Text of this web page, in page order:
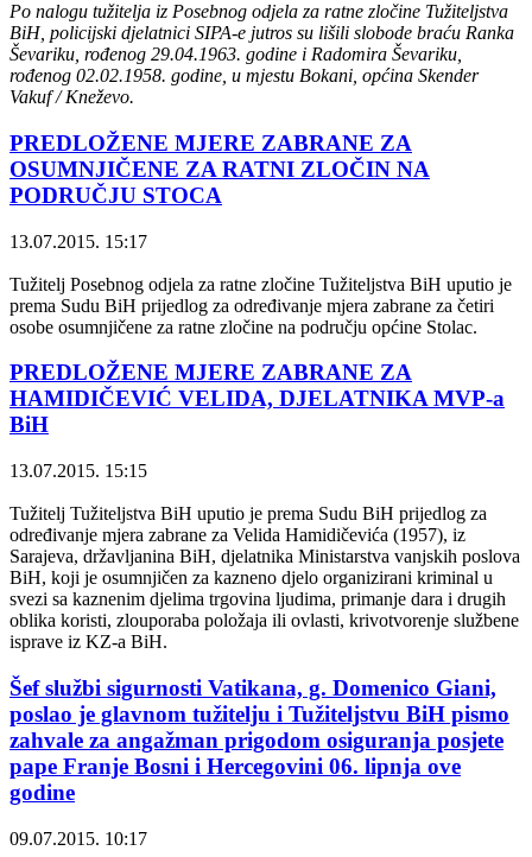
Po nalogu tužitelja iz Posebnog odjela za ratne zločine Tužiteljstva
BiH, policijski djelatnici SIPA-e jutros su lišili slobode braću Ranka
Ševariku, rođenog 29.04.1963. godine i Radomira Ševariku,
rođenog 02.02.1958. godine, u mjestu Bokani, općina Skender
Vakuf / Kneževo.
PREDLOŽENE MJERE ZABRANE ZA
OSUMNJIČENE ZA RATNI ZLOČIN NA
PODRUČJU STOCA
13.07.2015. 15:17
Tužitelj Posebnog odjela za ratne zločine Tužiteljstva BiH uputio je
prema Sudu BiH prijedlog za određivanje mjera zabrane za četiri
osobe osumnjičene za ratne zločine na području općine Stolac.
PREDLOŽENE MJERE ZABRANE ZA
HAMIDIČEVIĆ VELIDA, DJELATNIKA MVP-a
BiH
13.07.2015. 15:15
Tužitelj Tužiteljstva BiH uputio je prema Sudu BiH prijedlog za
određivanje mjera zabrane za Velida Hamidičevića (1957), iz
Sarajeva, državljanina BiH, djelatnika Ministarstva vanjskih poslova
BiH, koji je osumnjičen za kazneno djelo organizirani kriminal u
svezi sa kaznenim djelima trgovina ljudima, primanje dara i drugih
oblika koristi, zlouporaba položaja ili ovlasti, krivotvorenje službene
isprave iz KZ-a BiH.
Šef službi sigurnosti Vatikana, g. Domenico Giani,
poslao je glavnom tužitelju i Tužiteljstvu BiH pismo
zahvale za angažman prigodom osiguranja posjete
pape Franje Bosni i Hercegovini 06. lipnja ove
godine
09.07.2015. 10:17